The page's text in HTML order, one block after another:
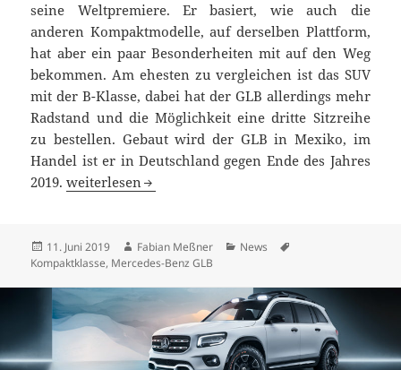
seine Weltpremiere. Er basiert, wie auch die
anderen Kompaktmodelle, auf derselben Plattform,
hat aber ein paar Besonderheiten mit auf den Weg
bekommen. Am ehesten zu vergleichen ist das SUV
mit der B-Klasse, dabei hat der GLB allerdings mehr
Radstand und die Möglichkeit eine dritte Sitzreihe
zu bestellen. Gebaut wird der GLB in Mexiko, im
Handel ist er in Deutschland gegen Ende des Jahres
2019.Mercedes-Benz GLB Weltpremiere – das achte
weiterlesen
Veröffentlicht
am
11. Juni 2019 Autor
Fabian Meßner Kategorien
News
Kompaktklasse, Mercedes-Benz GLB